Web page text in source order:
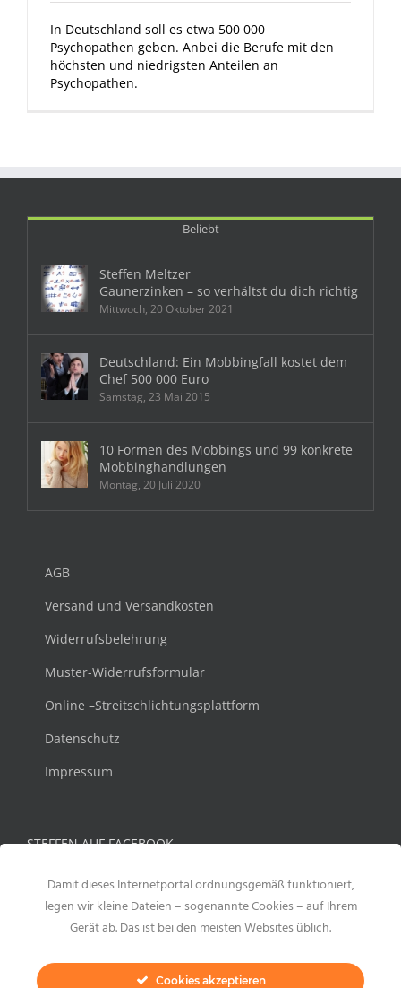
In Deutschland soll es etwa 500 000
Psychopathen geben. Anbei die Berufe mit den
höchsten und niedrigsten Anteilen an
Psychopathen.
Beliebt
Steffen Meltzer
Gaunerzinken – so verhältst du dich richtig
Mittwoch, 20 Oktober 2021
Deutschland: Ein Mobbingfall kostet dem
Chef 500 000 Euro
Samstag, 23 Mai 2015
10 Formen des Mobbings und 99 konkrete
Mobbinghandlungen
Montag, 20 Juli 2020
AGB
Versand und Versandkosten
Widerrufsbelehrung
Muster-Widerrufsformular
Online –Streitschlichtungsplattform
Datenschutz
Impressum
STEFFEN AUF FACEBOOK
Damit dieses Internetportal ordnungsgemäß funktioniert,
legen wir kleine Dateien – sogenannte Cookies – auf Ihrem
Gerät ab. Das ist bei den meisten Websites üblich.
Cookies akzeptieren